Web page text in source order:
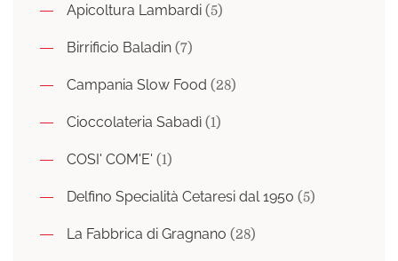
Apicoltura Lambardi (5)
Birrificio Baladin (7)
Campania Slow Food (28)
Cioccolateria Sabadì (1)
COSI' COM'E' (1)
Delfino Specialità Cetaresi dal 1950 (5)
La Fabbrica di Gragnano (28)